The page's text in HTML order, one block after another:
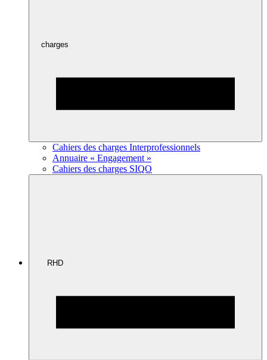
charges
Cahiers des charges Interprofessionnels
Annuaire « Engagement »
Cahiers des charges SIQO
RHD